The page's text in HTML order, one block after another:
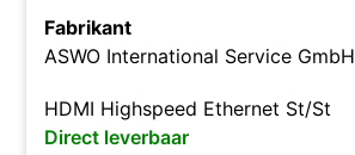
Fabrikant
ASWO International Service GmbH
HDMI Highspeed Ethernet St/St
Direct leverbaar